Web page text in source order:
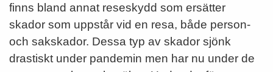
finns bland annat reseskydd som ersätter
skador som uppstår vid en resa, både person-
och sakskador. Dessa typ av skador sjönk
drastiskt under pandemin men har nu under de